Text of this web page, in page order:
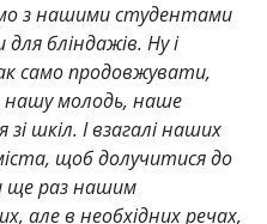
з нашими студентами
бліндажів. Ну і
само продовжувати,
нашу молодь, наше
шкіл. І взагалі наших
щоб долучитися до
ще раз нашим
але в необхідних речах,